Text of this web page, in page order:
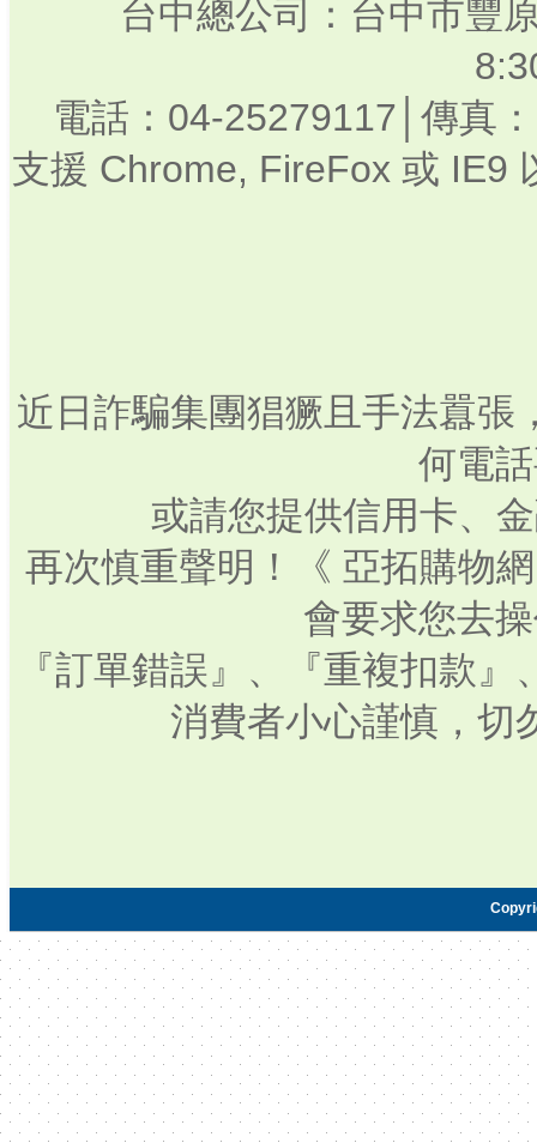
台中總公司：台中市豐
電話：04-25279117│傳真
支援 Chrome, FireFox 或 IE9
近日詐騙集團猖獗且手法囂張
何電
或請您提供信用卡、
再次慎重聲明！《 亞拓購物
會要求您去
『訂單錯誤』、『重複扣款
消費者小心謹慎，切